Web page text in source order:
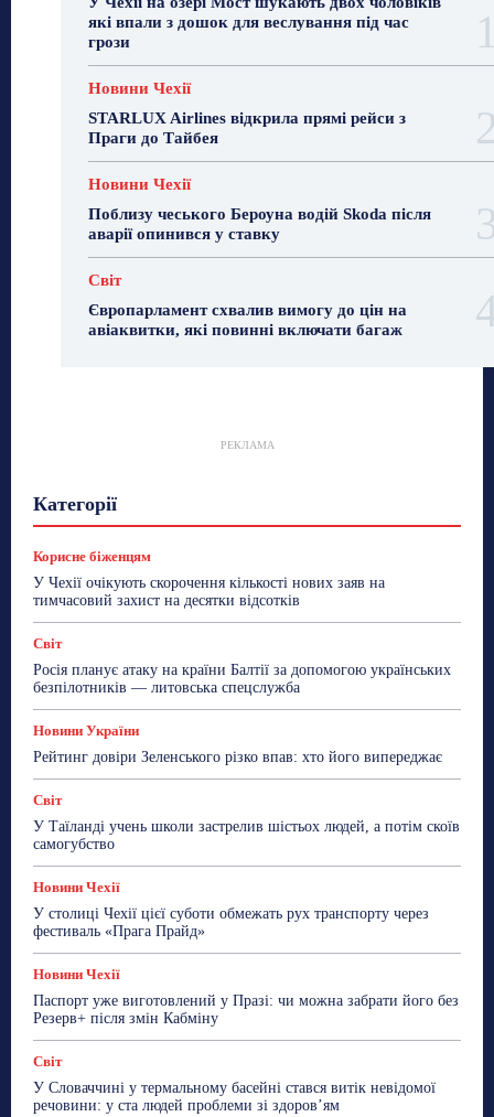
які впали з дошок для веслування під час
грози
Новини Чехії
STARLUX Airlines відкрила прямі рейси з
Праги до Тайбея
Новини Чехії
Поблизу чеського Бероуна водій Skoda після
аварії опинився у ставку
Світ
Європарламент схвалив вимогу до цін на
авіаквитки, які повинні включати багаж
РЕКЛАМА
Категорії
Новини Чехії
Сад та город
ТехноМанія
Топ-новини Фоторепортаж
Корисне біженцям
У Чехії очікують скорочення кількості нових заяв на
тимчасовий захист на десятки відсотків
Світ
Росія планує атаку на країни Балтії за допомогою українських
безпілотників — литовська спецслужба
Новини України
Рейтинг довіри Зеленського різко впав: хто його випереджає
Світ
У Таїланді учень школи застрелив шістьох людей, а потім скоїв
самогубство
Новини Чехії
У столиці Чехії цієї суботи обмежать рух транспорту через
фестиваль «Прага Прайд»
Новини Чехії
Паспорт уже виготовлений у Празі: чи можна забрати його без
Резерв+ після змін Кабміну
Світ
У Словаччині у термальному басейні стався витік невідомої
речовини: у ста людей проблеми зі здоров’ям